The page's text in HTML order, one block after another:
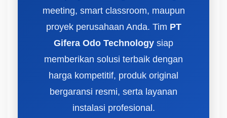
meeting, smart classroom, maupun
proyek perusahaan Anda. Tim PT
Gifera Odo Technology siap
memberikan solusi terbaik dengan
harga kompetitif, produk original
bergaransi resmi, serta layanan
instalasi profesional.